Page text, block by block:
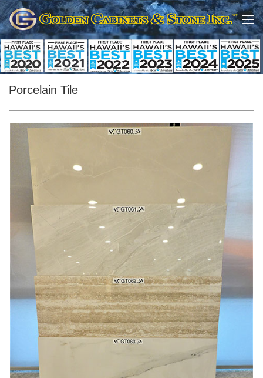
Porcelain Tile